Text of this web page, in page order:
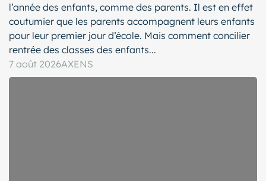
l’année des enfants, comme des parents. Il est en effet
coutumier que les parents accompagnent leurs enfants
pour leur premier jour d’école. Mais comment concilier
rentrée des classes des enfants...
7 août 2026AXENS